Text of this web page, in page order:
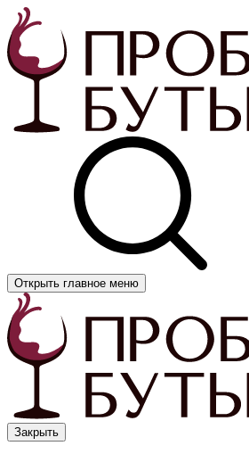
Открыть главное меню
Закрыть